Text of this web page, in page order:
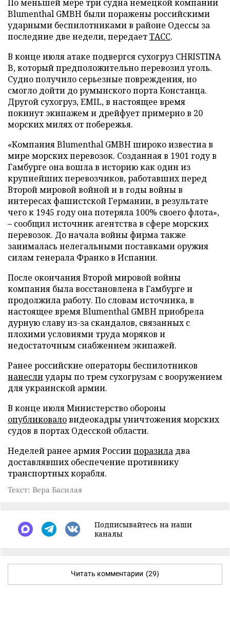
По меньшей мере три судна немецкой компании
Blumenthal GMBH были поражены российскими
ударными беспилотниками в районе Одессы за
последние две недели, передаетТАСС.
В конце июля атаке подвергся сухогруз CHRISTINA
B, который предположительно перевозил уголь.
Судно получило серьезные повреждения, но
смогло дойти до румынского порта Констанца.
Другой сухогруз, EMIL, в настоящее время
покинут экипажем и дрейфует примерно в 20
морских милях от побережья.
«Компания Blumenthal GMBH широко известна в
мире морских перевозок. Созданная в 1901 году в
Гамбурге она вошла в историю как один из
крупнейших перевозчиков, работавших перед
Второй мировой войной и в годы войны в
интересах фашистской Германии, в результате
чего к 1945 году она потеряла 100% своего флота»,
– сообщил источник агентства в сфере морских
перевозок. До начала войны фирма также
занималась нелегальными поставками оружия
силам генерала Франко в Испании.
После окончания Второй мировой войны
компания была восстановлена в Гамбурге и
продолжила работу. По словам источника, в
настоящее время Blumenthal GMBH приобрела
дурную славу из-за скандалов, связанных с
плохими условиями труда моряков и
недостаточным снабжением экипажей.
Ранее российские операторы беспилотников
нанеслиудары по трем сухогрузам с вооружением
для украинской армии.
В конце июля Министерство обороны
опубликоваловидеокадры уничтожения морских
судов в портах Одесской области.
Неделей ранее армия Россиипоразила два
доставлявших обеспечение противнику
транспортных корабля.
Текст: Вера Басилая
Подписывайтесь на наши
каналы
Читать комментарии (29)